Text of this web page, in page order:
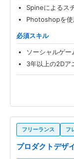
Spineによるス
Photoshopを使
必須スキル
ソーシャルゲー
3年以上の2Dア
フリーランス フ
プロダクトデザ